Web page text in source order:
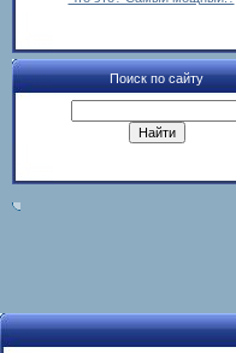
Поиск по сайту